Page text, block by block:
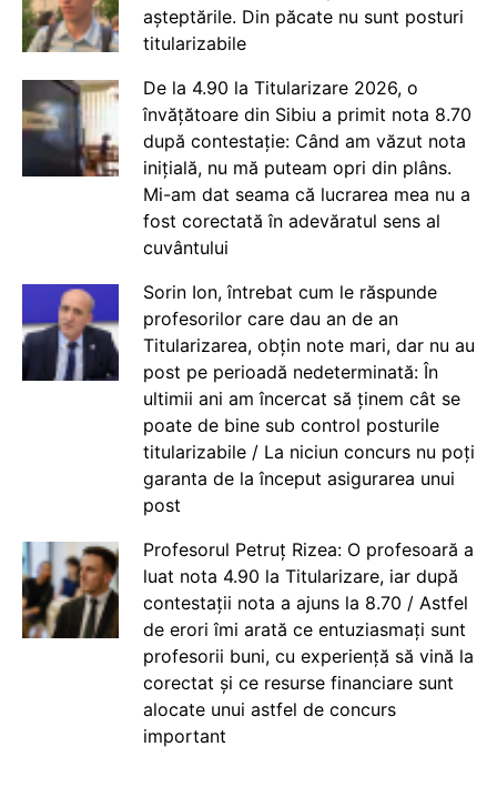
așteptările. Din păcate nu sunt posturi
titularizabile
De la 4.90 la Titularizare 2026, o
învățătoare din Sibiu a primit nota 8.70
după contestație: Când am văzut nota
inițială, nu mă puteam opri din plâns.
Mi-am dat seama că lucrarea mea nu a
fost corectată în adevăratul sens al
cuvântului
Sorin Ion, întrebat cum le răspunde
profesorilor care dau an de an
Titularizarea, obțin note mari, dar nu au
post pe perioadă nedeterminată: În
ultimii ani am încercat să ținem cât se
poate de bine sub control posturile
titularizabile / La niciun concurs nu poți
garanta de la început asigurarea unui
post
Profesorul Petruț Rizea: O profesoară a
luat nota 4.90 la Titularizare, iar după
contestații nota a ajuns la 8.70 / Astfel
de erori îmi arată ce entuziasmați sunt
profesorii buni, cu experiență să vină la
corectat și ce resurse financiare sunt
alocate unui astfel de concurs
important